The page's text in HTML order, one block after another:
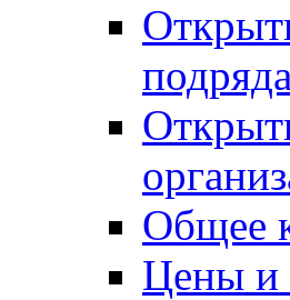
подряда
Общее
Цены и